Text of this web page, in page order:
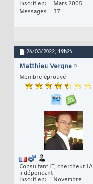
Inscrit en
Mars 2005
Messages
37
26/03/2022, 19h26
Matthieu Vergne
Membre éprouvé
Consultant IT, chercheur IA
indépendant
Inscrit en
Novembre